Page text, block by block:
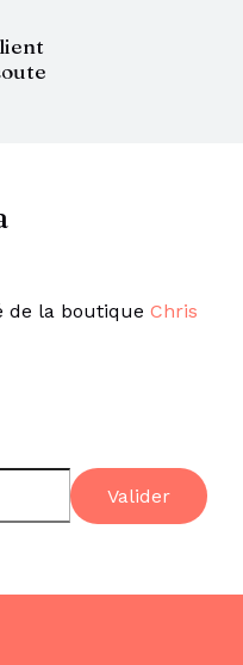
de la boutique Chris